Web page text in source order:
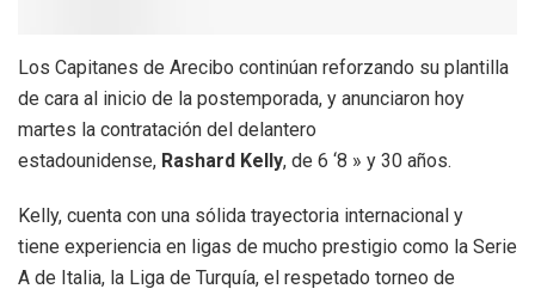
Los Capitanes de Arecibo continúan reforzando su plantilla
de cara al inicio de la postemporada, y anunciaron hoy
martes la contratación del delantero
estadounidense, Rashard Kelly, de 6 ‘8 » y 30 años.
Kelly, cuenta con una sólida trayectoria internacional y
tiene experiencia en ligas de mucho prestigio como la Serie
A de Italia, la Liga de Turquía, el respetado torneo de